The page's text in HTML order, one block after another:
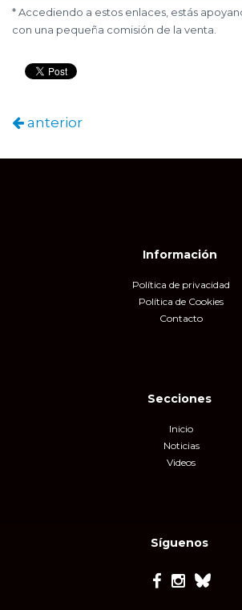
* Accediendo a estos enlaces, estás
con una pequeña comisión de la venta.
anterior
Información
Política de privacidad
Política de Cookies
Contacto
Síguenos
Secciones
Inicio
Noticias
Videos